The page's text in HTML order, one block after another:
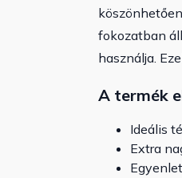
fokozatban
használja.
A termék
Ideális
Extra